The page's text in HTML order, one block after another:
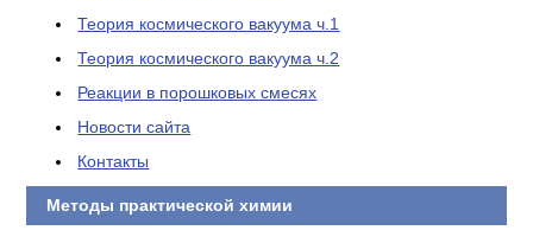
Теория космического вакуума ч.1
Теория космического вакуума ч.2
Реакции в порошковых смесях
Новости сайта
Контакты
Методы практической химии